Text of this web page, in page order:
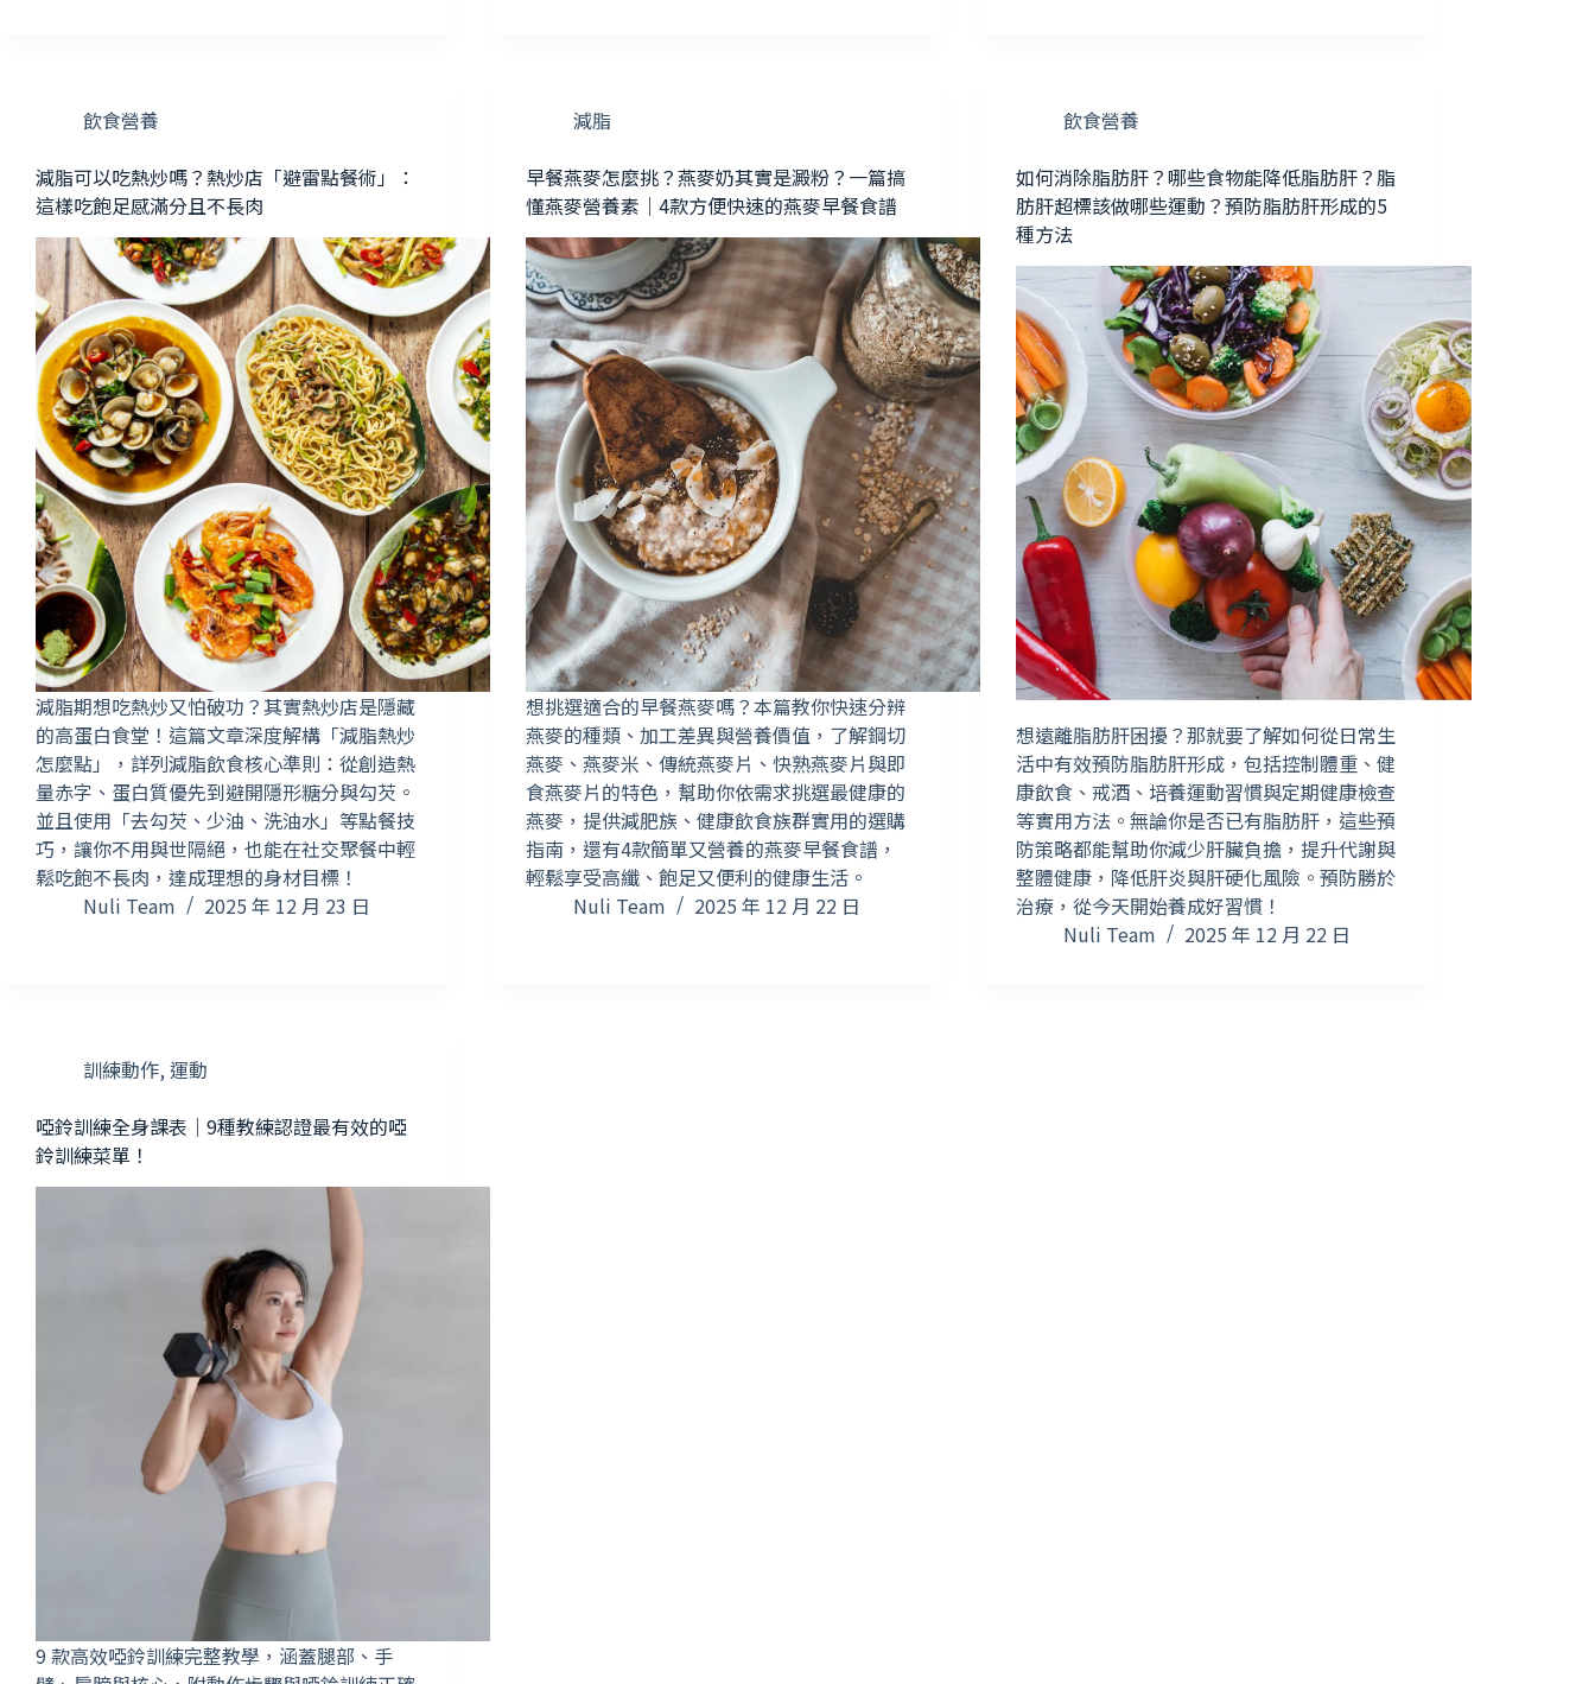
飲食營養
減脂可以吃熱炒嗎？熱炒店「避雷點餐術」：
這樣吃飽足感滿分且不長肉
減脂期想吃熱炒又怕破功？其實熱炒店是隱藏
的高蛋白食堂！這篇文章深度解構「減脂熱炒
怎麼點」，詳列減脂飲食核心準則：從創造熱
量赤字、蛋白質優先到避開隱形糖分與勾芡。
並且使用「去勾芡、少油、洗油水」等點餐技
巧，讓你不用與世隔絕，也能在社交聚餐中輕
鬆吃飽不長肉，達成理想的身材目標！
Nuli Team
2025 年 12 月 23 日
減脂
早餐燕麥怎麼挑？燕麥奶其實是澱粉？一篇搞
懂燕麥營養素｜4款方便快速的燕麥早餐食譜
想挑選適合的早餐燕麥嗎？本篇教你快速分辨
燕麥的種類、加工差異與營養價值，了解鋼切
燕麥、燕麥米、傳統燕麥片、快熟燕麥片與即
食燕麥片的特色，幫助你依需求挑選最健康的
燕麥，提供減肥族、健康飲食族群實用的選購
指南，還有4款簡單又營養的燕麥早餐食譜，
輕鬆享受高纖、飽足又便利的健康生活。
Nuli Team
2025 年 12 月 22 日
飲食營養
如何消除脂肪肝？哪些食物能降低脂肪肝？脂
肪肝超標該做哪些運動？預防脂肪肝形成的5
種方法
想遠離脂肪肝困擾？那就要了解如何從日常生
活中有效預防脂肪肝形成，包括控制體重、健
康飲食、戒酒、培養運動習慣與定期健康檢查
等實用方法。無論你是否已有脂肪肝，這些預
防策略都能幫助你減少肝臟負擔，提升代謝與
整體健康，降低肝炎與肝硬化風險。預防勝於
治療，從今天開始養成好習慣！
Nuli Team
2025 年 12 月 22 日
訓練動作, 運動
啞鈴訓練全身課表｜9種教練認證最有效的啞
鈴訓練菜單！
9 款高效啞鈴訓練完整教學，涵蓋腿部、手